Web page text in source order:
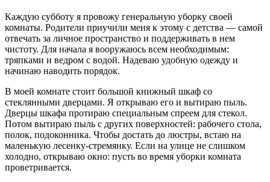
Каждую субботу я провожу генеральную уборку своей
комнаты. Родители приучили меня к этому с детства — самой
отвечать за личное пространство и поддерживать в нем
чистоту. Для начала я вооружаюсь всем необходимым:
тряпками и ведром с водой. Надеваю удобную одежду и
начинаю наводить порядок.
В моей комнате стоит большой книжный шкаф со
стеклянными дверцами. Я открываю его и вытираю пыль.
Дверцы шкафа протираю специальным спреем для стекол.
Потом вытираю пыль с других поверхностей: рабочего стола,
полок, подоконника. Чтобы достать до люстры, встаю на
маленькую лесенку-стремянку. Если на улице не слишком
холодно, открываю окно: пусть во время уборки комната
проветривается.